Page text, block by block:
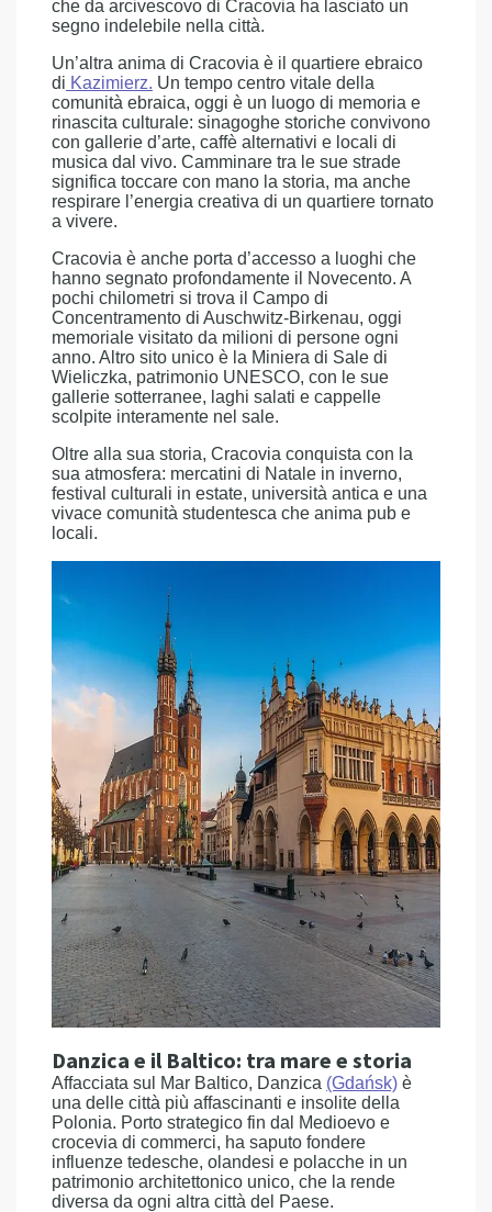
che da arcivescovo di Cracovia ha lasciato un
segno indelebile nella città.
Un’altra anima di Cracovia è il quartiere ebraico
di Kazimierz. Un tempo centro vitale della
comunità ebraica, oggi è un luogo di memoria e
rinascita culturale: sinagoghe storiche convivono
con gallerie d’arte, caffè alternativi e locali di
musica dal vivo. Camminare tra le sue strade
significa toccare con mano la storia, ma anche
respirare l’energia creativa di un quartiere tornato
a vivere.
Cracovia è anche porta d’accesso a luoghi che
hanno segnato profondamente il Novecento. A
pochi chilometri si trova il Campo di
Concentramento di Auschwitz-Birkenau, oggi
memoriale visitato da milioni di persone ogni
anno. Altro sito unico è la Miniera di Sale di
Wieliczka, patrimonio UNESCO, con le sue
gallerie sotterranee, laghi salati e cappelle
scolpite interamente nel sale.
Oltre alla sua storia, Cracovia conquista con la
sua atmosfera: mercatini di Natale in inverno,
festival culturali in estate, università antica e una
vivace comunità studentesca che anima pub e
locali.
Danzica e il Baltico: tra mare e storia
Affacciata sul Mar Baltico, Danzica (Gdańsk) è
una delle città più affascinanti e insolite della
Polonia. Porto strategico fin dal Medioevo e
crocevia di commerci, ha saputo fondere
influenze tedesche, olandesi e polacche in un
patrimonio architettonico unico, che la rende
diversa da ogni altra città del Paese.